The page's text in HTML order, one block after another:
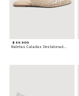
$ 69.900
Baletas Caladas Destalonadas